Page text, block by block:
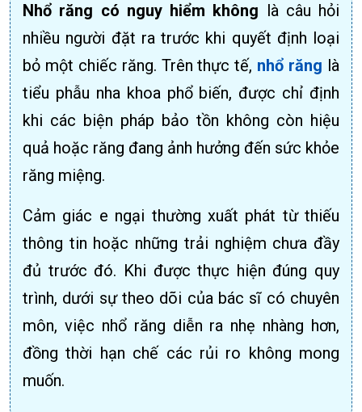
Nhổ răng có nguy hiểm không là câu hỏi
nhiều người đặt ra trước khi quyết định loại
bỏ một chiếc răng. Trên thực tế, nhổ răng là
tiểu phẫu nha khoa phổ biến, được chỉ định
khi các biện pháp bảo tồn không còn hiệu
quả hoặc răng đang ảnh hưởng đến sức khỏe
răng miệng.
Cảm giác e ngại thường xuất phát từ thiếu
thông tin hoặc những trải nghiệm chưa đầy
đủ trước đó. Khi được thực hiện đúng quy
trình, dưới sự theo dõi của bác sĩ có chuyên
môn, việc nhổ răng diễn ra nhẹ nhàng hơn,
đồng thời hạn chế các rủi ro không mong
muốn.